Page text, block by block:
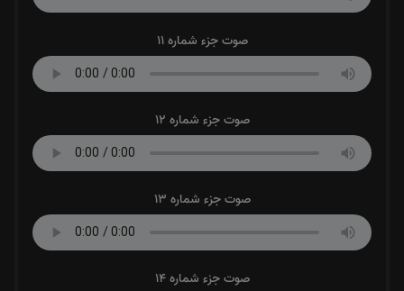
صوت جزء شماره 11
صوت جزء شماره 12
صوت جزء شماره 13
صوت جزء شماره 14